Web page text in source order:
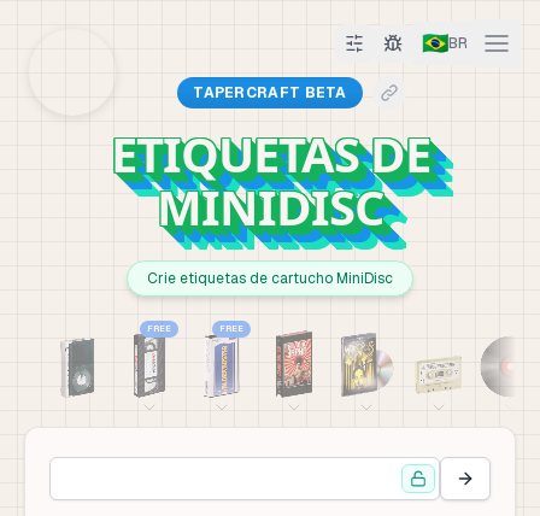
🇧🇷BR
TAPERCRAFT BETA
ETIQUETAS DE
MINIDISC
Crie etiquetas de cartucho MiniDisc
FREE FREE